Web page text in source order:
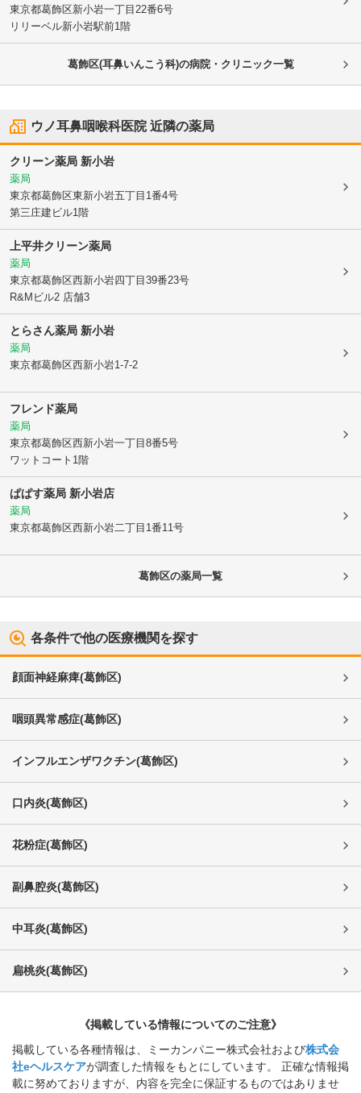
東京都葛飾区新小岩一丁目22番6号
リリーベル新小岩駅前1階
葛飾区(耳鼻いんこう科)の病院・クリニック一覧
ウノ耳鼻咽喉科医院近隣の薬局
クリーン薬局 新小岩
薬局
東京都葛飾区東新小岩五丁目1番4号
第三庄建ビル1階
上平井クリーン薬局
薬局
東京都葛飾区西新小岩四丁目39番23号
R&Mビル2 店舗3
とらさん薬局 新小岩
薬局
東京都葛飾区西新小岩1-7-2
フレンド薬局
薬局
東京都葛飾区西新小岩一丁目8番5号
ワットコート1階
ぱぱす薬局 新小岩店
薬局
東京都葛飾区西新小岩二丁目1番11号
葛飾区の薬局一覧
各条件で他の医療機関を探す
顔面神経麻痺(葛飾区)
咽頭異常感症(葛飾区)
インフルエンザワクチン(葛飾区)
口内炎(葛飾区)
花粉症(葛飾区)
副鼻腔炎(葛飾区)
中耳炎(葛飾区)
扁桃炎(葛飾区)
《掲載している情報についてのご注意》
掲載している各種情報は、ミーカンパニー株式会社および株式会
社eヘルスケアが調査した情報をもとにしています。 正確な情報掲
載に努めておりますが、内容を完全に保証するものではありませ